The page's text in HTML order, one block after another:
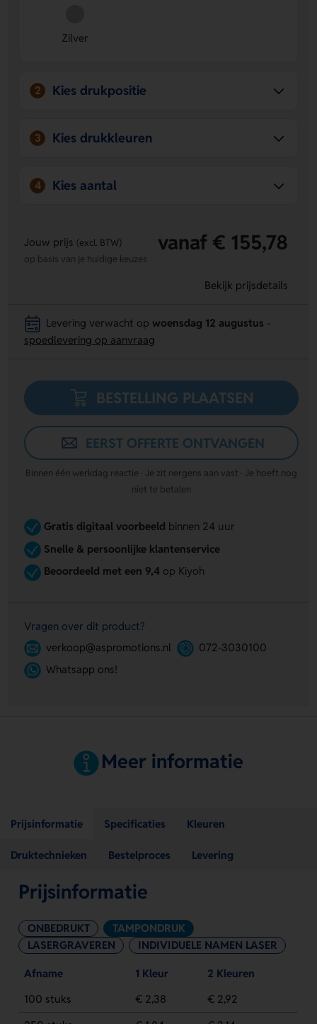
uitstraling.
Zilver
2 Kies drukpositie
3 Kies drukkleuren
4 Kies aantal
Jouw prijs (excl. BTW) vanaf € 155,78
op basis van je huidige keuzes
Bekijk prijsdetails
Levering verwacht op woensdag 12 augustus
spoedlevering op aanvraag
BESTELLING PLAATSEN
EERST OFFERTE ONTVANGEN
Binnen één werkdag reactie · Je zit nergens aan vast · Je hoeft nog
niet te betalen
Gratis digitaal voorbeeld binnen 24 uur
Snelle & persoonlijke klantenservice
Beoordeeld met een 9,4op Kiyoh
Vragen over dit product?
verkoop@aspromotions.nl
072-3030100
Whatsapp ons!
Meer informatie
Prijsinformatie Specificaties Kleuren
Druktechnieken Bestelproces Levering
Prijsinformatie
ONBEDRUKT
TAMPONDRUK
LASERGRAVEREN
INDIVIDUELE NAMEN LASER
Afname 1 Kleur
2 Kleuren
100 stuks
€ 2,38
€ 2,92